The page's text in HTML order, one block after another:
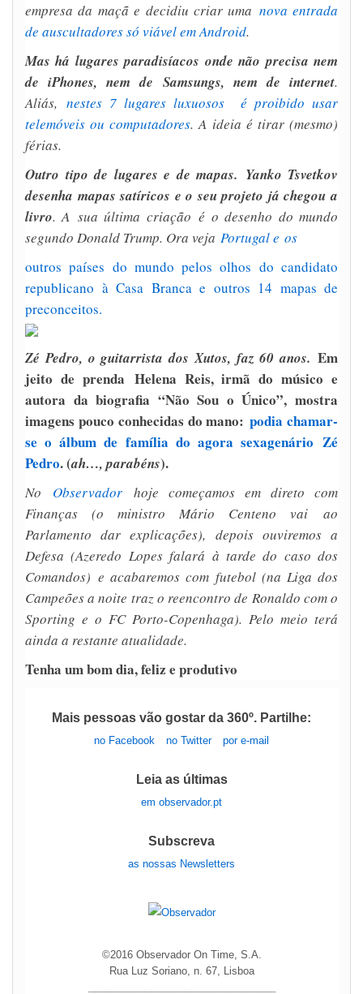
empresa da maçã e decidiu criar uma nova entrada
de auscultadores só viável em Android.
Mas há lugares paradisíacos onde não precisa nem
de iPhones, nem de Samsungs, nem de internet.
Aliás, nestes 7 lugares luxuosos é proibido usar
telemóveis ou computadores. A ideia é tirar (mesmo)
férias.
Outro tipo de lugares e de mapas. Yanko Tsvetkov
desenha mapas satíricos e o seu projeto já chegou a
livro. A sua última criação é o desenho do mundo
segundo Donald Trump. Ora veja Portugal e os
outros países do mundo pelos olhos do candidato
republicano à Casa Branca e outros 14 mapas de
preconceitos.
Zé Pedro, o guitarrista dos Xutos, faz 60 anos. Em
jeito de prenda Helena Reis, irmã do músico e
autora da biografia “Não Sou o Único”, mostra
imagens pouco conhecidas do mano:podia chamar-
se o álbum de família do agora sexagenário Zé
Pedro. (ah…, parabéns).
No Observador hoje começamos em direto com
Finanças (o ministro Mário Centeno vai ao
Parlamento dar explicações), depois ouviremos a
Defesa (Azeredo Lopes falará à tarde do caso dos
Comandos) e acabaremos com futebol (na Liga dos
Campeões a noite traz o reencontro de Ronaldo com o
Sporting e o FC Porto-Copenhaga). Pelo meio terá
ainda a restante atualidade.
Tenha um bom dia, feliz e produtivo
Mais pessoas vão gostar da 360º. Partilhe:
no Facebook no Twitter por e-mail
Leia as últimas
em observador.pt
Subscreva
as nossas Newsletters
©2016 Observador On Time, S.A.
Rua Luz Soriano, n. 67, Lisboa